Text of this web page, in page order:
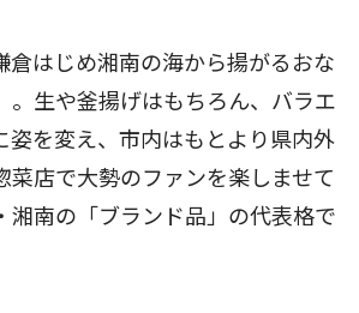
はじめ湘南の海から揚がるおな
。生や釜揚げはもちろん、バラエ
姿を変え、市内はもとより県内外
菜店で大勢のファンを楽しませて
湘南の「ブランド品」の代表格で